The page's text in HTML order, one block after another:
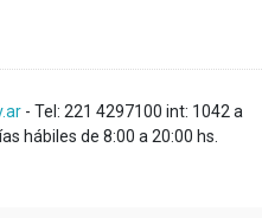
- Tel: 221 4297100 int: 1042 a
hábiles de 8:00 a 20:00 hs.